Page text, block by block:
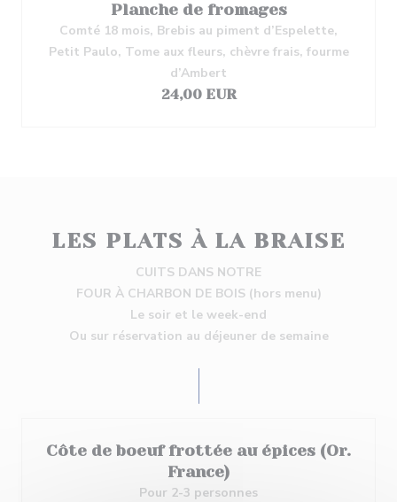
Planche de fromages
Comté 18 mois, Brebis au piment d’Espelette,
Petit Paulo, Tome aux fleurs, chèvre frais, fourme
d’Ambert
24,00 EUR
LES PLATS À LA BRAISE
CUITS DANS NOTRE
FOUR À CHARBON DE BOIS (hors menu)
Le soir et le week-end
Ou sur réservation au déjeuner de semaine
Côte de boeuf frottée au épices (Or.
France)
Pour 2-3 personnes